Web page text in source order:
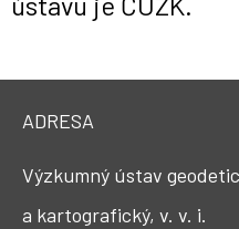
ADRESA
Výzkumný ústav
a kartografický, v. v. i.